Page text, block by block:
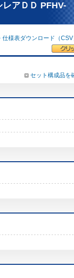
アＤＤ PFHV-
仕様表ダウンロード（
セット構成品を